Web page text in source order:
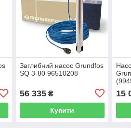
Заглибний насос Grundfos
SQ 3-80 96510208
56 335₴
Купити
15